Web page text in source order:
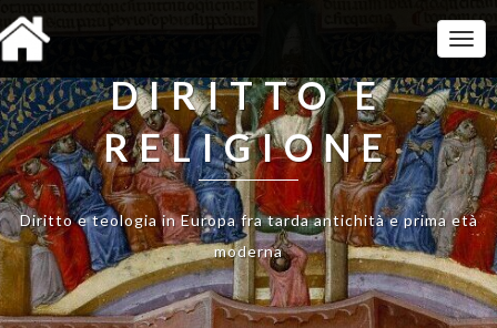
DIRITTO E
RELIGIONE
Diritto e teologia in Europa fra tarda antichità e prima età
moderna